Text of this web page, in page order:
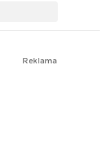
Reklama